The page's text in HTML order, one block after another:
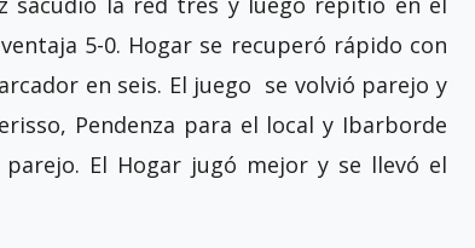
5-0. Hogar se recuperó rápido con
en seis. El juego se volvió parejo y
Pendenza para el local y Ibarborde
El Hogar jugó mejor y se llevó el